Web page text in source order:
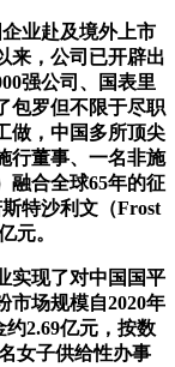
业赴及境外上市
来，公司已开辟出
强公司、国表里
包罗但不限于尽职
做，中国多所顶尖
行董事、一名非施
融合全球65年的征
特沙利文（Frost
元。
现了对中国国平
市场规模自2020年
2.69亿元，按数
女子供给性办事